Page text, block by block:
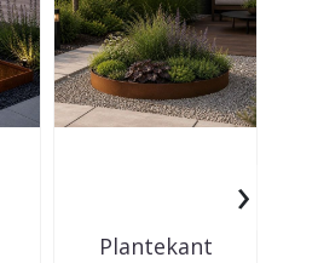
Plantekant
›